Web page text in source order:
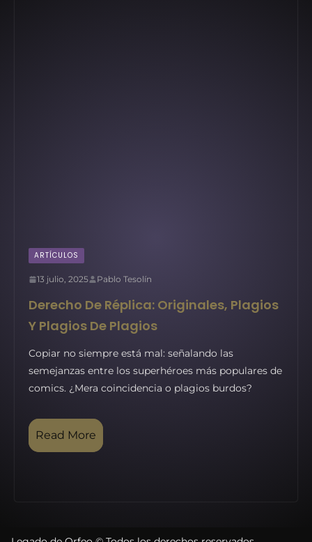
ARTÍCULOS
13 julio, 2025 Pablo Tesolín
Derecho De Réplica: Originales, Plagios
Y Plagios De Plagios
Copiar no siempre está mal: señalando las
semejanzas entre los superhéroes más populares de
comics. ¿Mera coincidencia o plagios burdos?
Read More